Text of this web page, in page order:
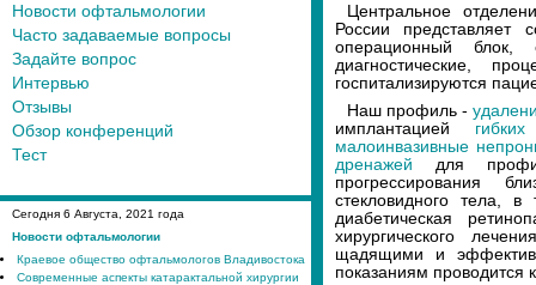
Новости офтальмологии
Часто задаваемые вопросы
Задайте вопрос
Интервью
Отзывы
Обзор конференций
Тест
Сегодня 6 Августа, 2021 года
Новости офтальмологии
Краевое общество офтальмологов Владивостока
Современные аспекты катарактальной хирургии
Центральное
России представляет
операционный
диагностические,
госпитализируются
Наш профиль -
имплантацией
малоинвазивные
дренажей для
прогрессирования
стекловидного тела, в
диабетическая
хирургического
щадящими и
показаниям проводится